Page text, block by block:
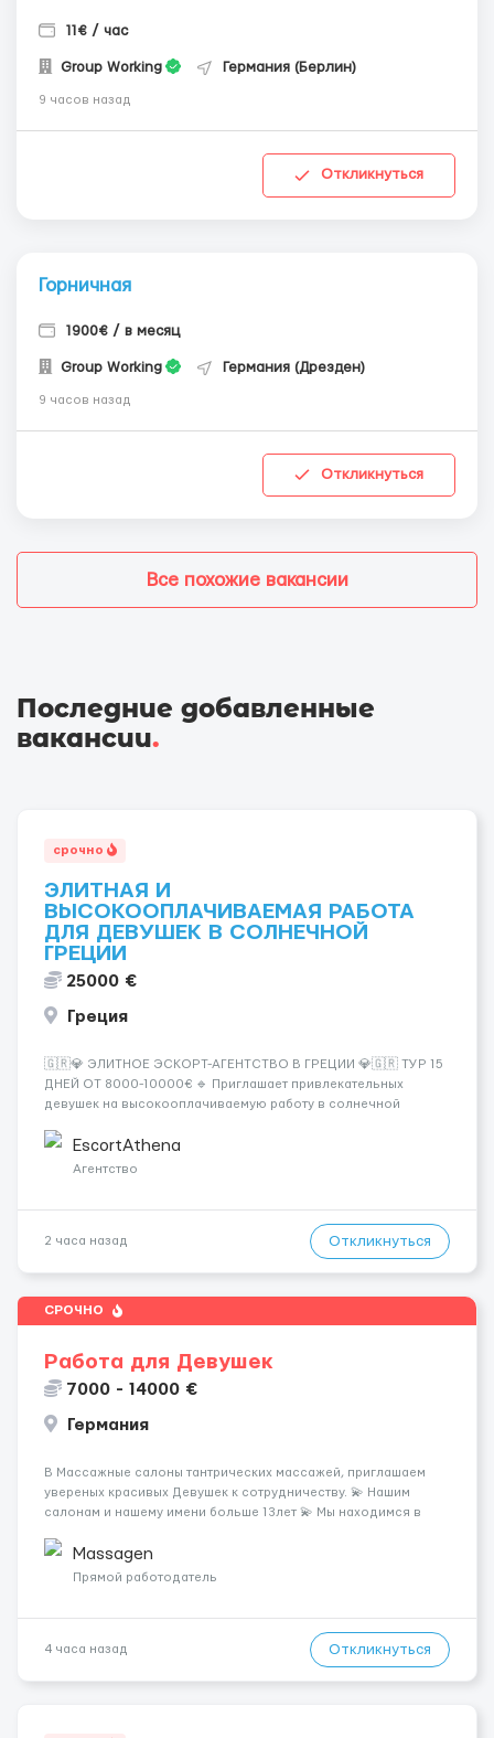
11€ / час
Group Working Германия (Берлин)
9 часов назад
Откликнуться
Горничная
1900€ / в месяц
Group Working Германия (Дрезден)
9 часов назад
Откликнуться
Все похожие вакансии
Последние добавленные
вакансии.
срочно
ЭЛИТНАЯ И
ВЫСОКООПЛАЧИВАЕМАЯ РАБОТА
ДЛЯ ДЕВУШЕК В СОЛНЕЧНОЙ
ГРЕЦИИ
25000 €
Греция
🇬🇷💎 ЭЛИТНОЕ ЭСКОРТ-АГЕНТСТВО В ГРЕЦИИ 💎🇬🇷 ТУР 15
ДНЕЙ ОТ 8000-10000€ 🔹 Приглашает привлекательных
девушек на высокооплачиваемую работу в солнечной
хорошие деньги 💶 — это предложение для тебя! 🔹
Требования: ✔️ Возраст от ...
EscortAthena
Агентство
2 часа назад Откликнуться
СРОЧНО
Работа для Девушек
7000 - 14000 €
Германия
В Массажные салоны тантрических массажей, приглашаем
увереных красивых Девушек к сотрудничеству. 💫 Нашим
салонам и нашему имени больше 13лет 💫 Мы находимся в
заработная плата 💚Мы гарантируем Наличие работы. Поток 💝
incall / Out...
Massagen
Прямой работодатель
4 часа назад Откликнуться